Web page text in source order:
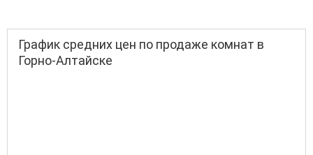
График средних цен по продаже комнат в
Горно-Алтайске